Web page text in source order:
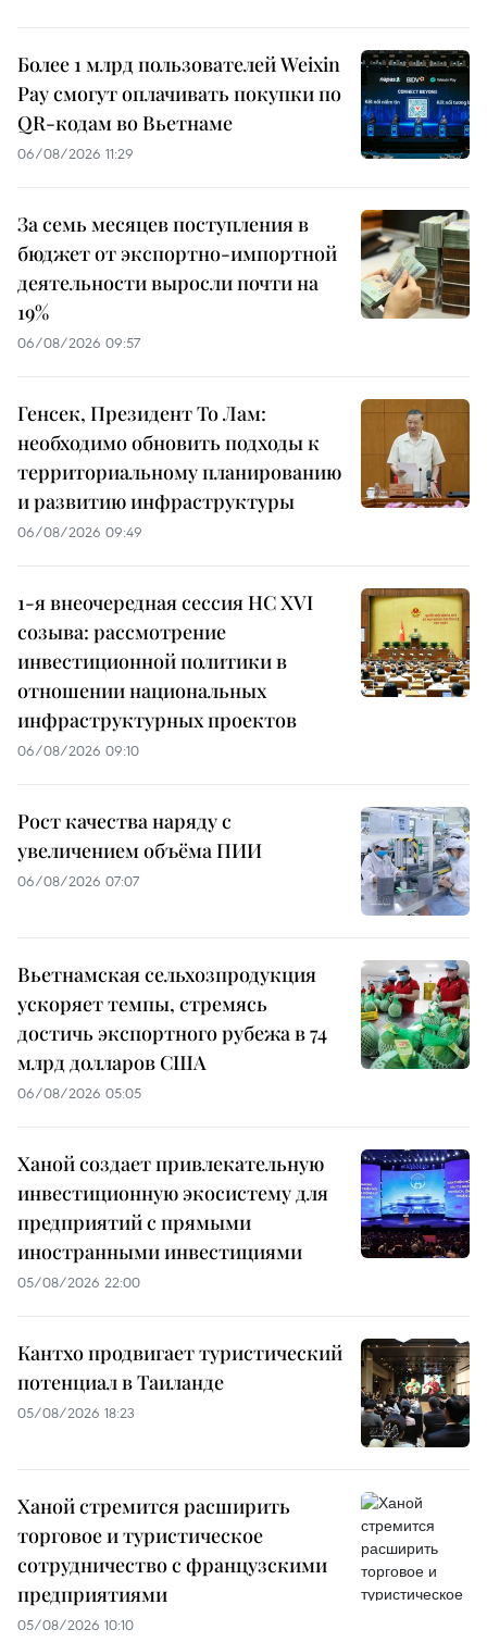
Более 1 млрд пользователей Weixin
Pay смогут оплачивать покупки по
QR-кодам во Вьетнаме
06/08/2026 11:29
За семь месяцев поступления в
бюджет от экспортно-импортной
деятельности выросли почти на
19%
06/08/2026 09:57
Генсек, Президент То Лам:
необходимо обновить подходы к
территориальному планированию
и развитию инфраструктуры
06/08/2026 09:49
1-я внеочередная сессия НС XVI
созыва: рассмотрение
инвестиционной политики в
отношении национальных
инфраструктурных проектов
06/08/2026 09:10
Рост качества наряду с
увеличением объёма ПИИ
06/08/2026 07:07
Вьетнамская сельхозпродукция
ускоряет темпы, стремясь
достичь экспортного рубежа в 74
млрд долларов США
06/08/2026 05:05
Ханой создает привлекательную
инвестиционную экосистему для
предприятий с прямыми
иностранными инвестициями
05/08/2026 22:00
Кантхо продвигает туристический
потенциал в Таиланде
05/08/2026 18:23
Ханой стремится расширить
торговое и туристическое
сотрудничество с французскими
предприятиями
05/08/2026 10:10